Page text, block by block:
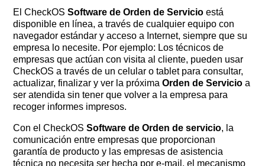
El CheckOSSoftware de Orden de Servicio está
disponible en línea, a través de cualquier equipo con
navegador estándar y acceso a Internet, siempre que su
empresa lo necesite. Por ejemplo: Los técnicos de
empresas que actúan con visita al cliente, pueden usar
CheckOS a través de un celular o tablet para consultar,
actualizar, finalizar y ver la próximaOrden de Servicio a
ser atendida sin tener que volver a la empresa para
recoger informes impresos.
Con el CheckOSSoftware de Orden de servicio, la
comunicación entre empresas que proporcionan
garantía de producto y las empresas de asistencia
técnica no necesita ser hecha por e-mail, el mecanismo